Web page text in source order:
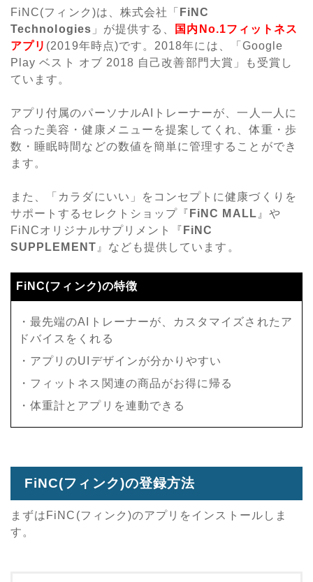
FiNC(フィンク)は、株式会社「 FiNC
Technologies 」が提供する、
国内No.1フィットネス
アプリ (2019年時点)です。2018年には、「Google
Play ベスト オブ 2018 自己改善部門大賞」も受賞し
ています。
アプリ付属のパーソナルAIトレーナーが、一人一人に
合った美容・健康メニューを提案してくれ、体重・歩
数・睡眠時間などの数値を簡単に管理することができ
ます。
また、「カラダにいい」をコンセプトに健康づくりを
サポートするセレクトショップ『 FiNC MALL 』や
FiNCオリジナルサプリメント『 FiNC
SUPPLEMENT 』なども提供しています。
FiNC(フィンク)の特徴
・最先端のAIトレーナーが、カスタマイズされたア
ドバイスをくれる
・アプリのUIデザインが分かりやすい
・フィットネス関連の商品がお得に帰る
・体重計とアプリを連動できる
FiNC(フィンク)の登録方法
まずはFiNC(フィンク)のアプリをインストールしま
す。